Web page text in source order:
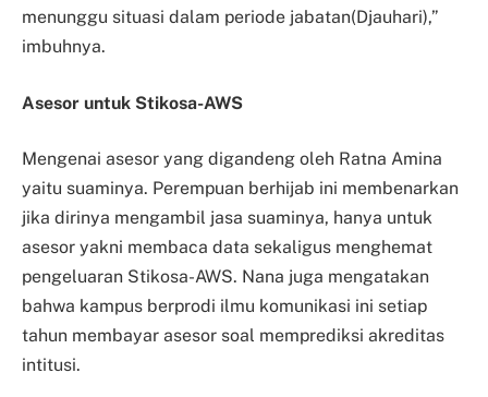
menunggu situasi dalam periode jabatan(Djauhari),”
imbuhnya.
Asesor untuk Stikosa-AWS
Mengenai asesor yang digandeng oleh Ratna Amina
yaitu suaminya. Perempuan berhijab ini membenarkan
jika dirinya mengambil jasa suaminya, hanya untuk
asesor yakni membaca data sekaligus menghemat
pengeluaran Stikosa-AWS. Nana juga mengatakan
bahwa kampus berprodi ilmu komunikasi ini setiap
tahun membayar asesor soal memprediksi akreditas
intitusi.